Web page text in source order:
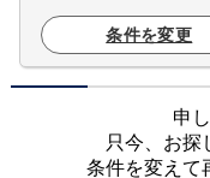
条件を変更
申
只今、お探
条件を変えて